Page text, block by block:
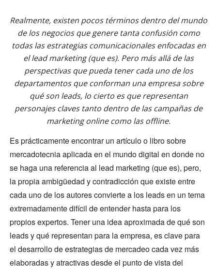
Realmente, existen pocos términos dentro del mundo
de los negocios que genere tanta confusión como
todas las estrategias comunicacionales enfocadas en
el lead marketing (que es). Pero más allá de las
perspectivas que pueda tener cada uno de los
departamentos que conforman una empresa sobre
qué son leads, lo cierto es que representan
personajes claves tanto dentro de las campañas de
marketing online como las offline.
Es prácticamente encontrar un artículo o libro sobre
mercadotecnia aplicada en el mundo digital en donde no
se haga una referencia al lead marketing (que es), pero,
la propia ambigüedad y contradicción que existe entre
cada uno de los autores convierte a los leads en un tema
extremadamente difícil de entender hasta para los
propios expertos. Tener una idea aproximada de qué son
leads y qué representan para la empresa, es clave para
el desarrollo de estrategias de mercadeo cada vez más
elaboradas y atractivas desde el punto de vista del